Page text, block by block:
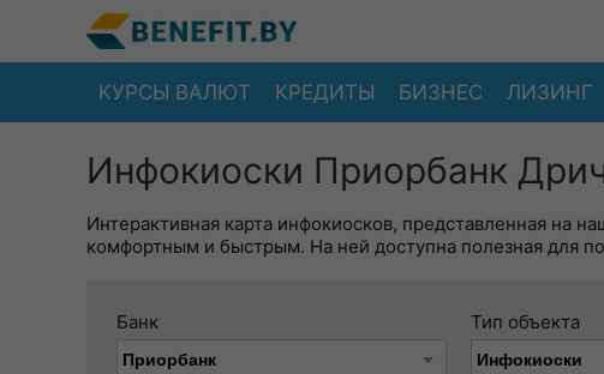
КУРСЫ ВАЛЮТ КРЕДИТЫ БИЗНЕС ЛИЗИНГ
Инфокиоски Приорбанк
Интерактивная карта инфокиосков, представленная на
комфортным и быстрым. На ней доступна полезная для
Банк Тип объекта